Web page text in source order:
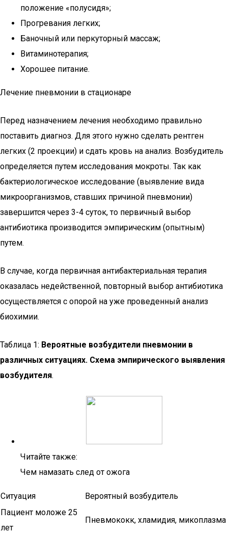
положение «полусидя»;
Прогревания легких;
Баночный или перкуторный массаж;
Витаминотерапия;
Хорошее питание.
Лечение пневмонии в стационаре
Перед назначением лечения необходимо правильно
поставить диагноз. Для этого нужно сделать рентген
легких (2 проекции) и сдать кровь на анализ. Возбудитель
определяется путем исследования мокроты. Так как
бактериологическое исследование (выявление вида
микроорганизмов, ставших причиной пневмонии)
завершится через 3-4 суток, то первичный выбор
антибиотика производится эмпирическим (опытным)
путем.
В случае, когда первичная антибактериальная терапия
оказалась недейственной, повторный выбор антибиотика
осуществляется с опорой на уже проведенный анализ
биохимии.
Таблица 1: Вероятные возбудители пневмонии в
различных ситуациях. Схема эмпирического выявления
возбудителя.
Читайте также:
Чем намазать след от ожога
Ситуация
Вероятный возбудитель
Пациент моложе 25
лет
Пневмококк, хламидия, микоплазма